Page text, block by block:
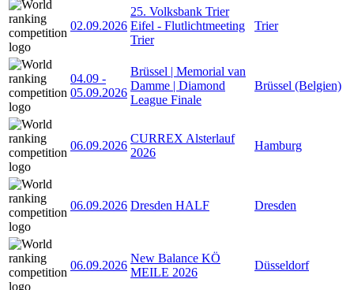
02.09.2026
25. Volksbank Trier
Eifel - Flutlichtmeeting
Trier
Trier
04.09 -
05.09.2026
Brüssel | Memorial van
Damme | Diamond
League Finale
Brüssel (Belgien)
06.09.2026
CURREX Alsterlauf
2026
Hamburg
06.09.2026 Dresden HALF Dresden
06.09.2026
New Balance KÖ
MEILE 2026
Düsseldorf